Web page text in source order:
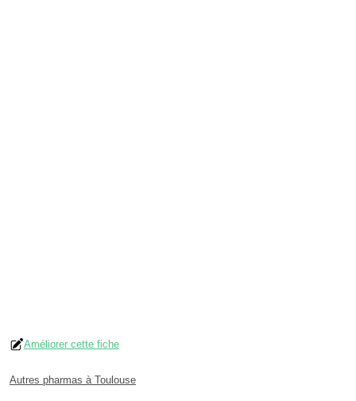
Améliorer cette fiche
Autres pharmas à Toulouse